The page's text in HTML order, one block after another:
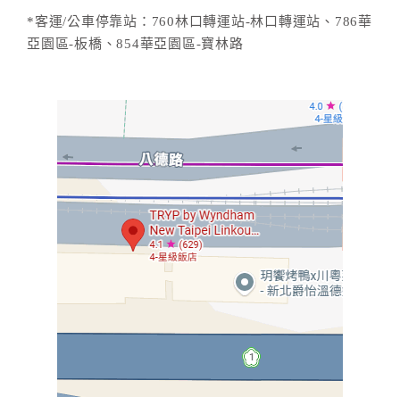
*客運/公車停靠站：760林口轉運站-林口轉運站、786華
亞園區-板橋、854華亞園區-寶林路